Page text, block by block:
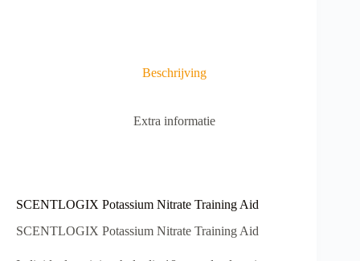
Beschrijving
Extra informatie
SCENTLOGIX Potassium Nitrate Training Aid
SCENTLOGIX Potassium Nitrate Training Aid